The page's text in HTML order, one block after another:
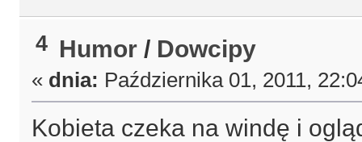
4 Humor / Dowcipy
« dnia: Października 01, 2011,
Kobieta czeka na windę i